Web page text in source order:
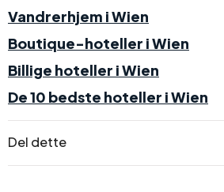
Vandrerhjem i Wien
Boutique-hoteller i Wien
Billige hoteller i Wien
De 10 bedste hoteller i Wien
Del dette